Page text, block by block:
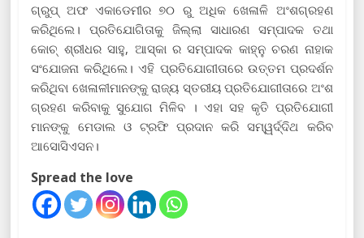
ଗ୍ରୁପ୍ ଅଫ ଏକାଡେମୀର ୭୦ ରୁ ଅଧିକ ଖେଳାଳି ଅଂଶଗ୍ରହଣ
କରିଥିଲେ। ପ୍ରତିଯୋଗିତାକୁ ଜିଲ୍ଲା ସାଧାରଣ ସମ୍ପାଦକ ତଥା
କୋଚ୍ ଶ୍ରୀଧର ସାହୁ, ଆସ୍କା ର ସମ୍ପାଦକ କାହ୍ନୁ ଚରଣ ନାହାକ
ସଂଯୋଜନା କରିଥିଲେ। ଏହି ପ୍ରତିଯୋଗୀତାରେ ଉତ୍ତମ ପ୍ରଦର୍ଶନ
କରିଥିବା ଖେଳାଳୀମାନଙ୍କୁ ରାଜ୍ୟ ସ୍ତରୀୟ ପ୍ରତିଯୋଗୀତାରେ ଅଂଶ
ଗ୍ରହଣ କରିବାକୁ ସୁଯୋଗ ମିଳିବ । ଏହା ସହ କୃତି ପ୍ରତିଯୋଗୀ
ମାନଙ୍କୁ ମେଡାଲ ଓ ଟ୍ରଫି ପ୍ରଦାନ କରି ସମ୍ୱର୍ଦ୍ଦିଥ କରିବ
ଆସୋସିଏସନ।
Spread the love